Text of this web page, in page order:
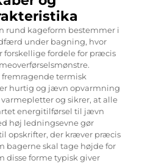
rund kageform bestemmer i
under bagning, hvor
fordele for præcis
termisk
hurtig og jævn opvarmning
og sikrer, at alle
energitilførsel til jævn
høj ledningsevne gør
opskrifter, der kræver præcis
bagerne skal tage højde for
disse forme typisk giver